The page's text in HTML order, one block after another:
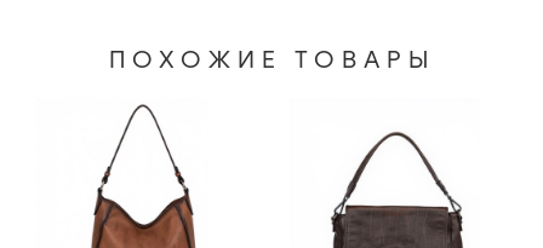
ПОХОЖИЕ ТОВАРЫ